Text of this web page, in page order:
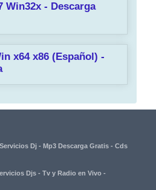
Win32x - Descarga
x64 x86 (Español) -
Dj - Mp3 Descarga Gratis - Cds
Djs - Tv y Radio en Vivo -